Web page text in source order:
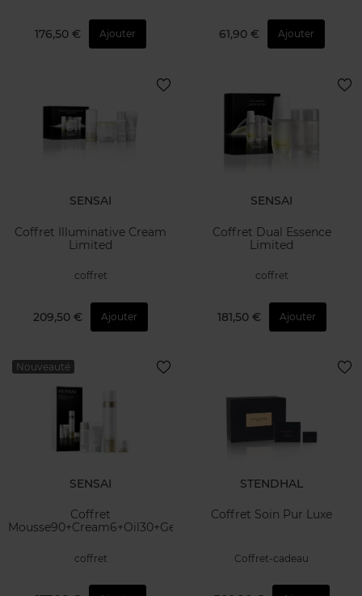
176,50 € Ajouter 61,90 € Ajouter
SENSAI
Coffret Illuminative Cream
Limited
coffret
209,50 € Ajouter
SENSAI
Coffret Dual Essence
Limited
coffret
181,50 € Ajouter
Nouveauté
SENSAI
Coffret
Mousse90+Cream6+Oil30+Gel30
coffret
STENDHAL
Coffret Soin Pur Luxe
Coffret-cadeau